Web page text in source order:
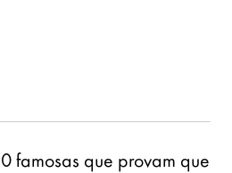
10 famosas que provam que